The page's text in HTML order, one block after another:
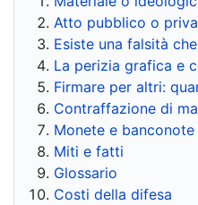
Atto pubblico o
Esiste una falsità
La perizia grafica e
Firmare per altri:
Contraffazione di
Monete e banconote
Miti e fatti
Glossario
Costi della difesa